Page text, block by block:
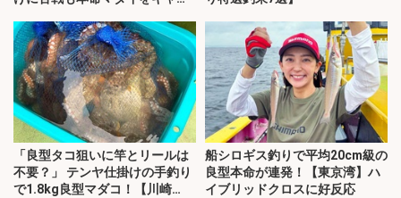
「良型タコ狙いに竿とリールは
不要？」 テンヤ仕掛けの手釣り
で1.8kg良型マダコ！【川崎
船シロギス釣りで平均20cm級の
良型本命が連発！【東京湾】ハ
イブリッドクロスに好反応